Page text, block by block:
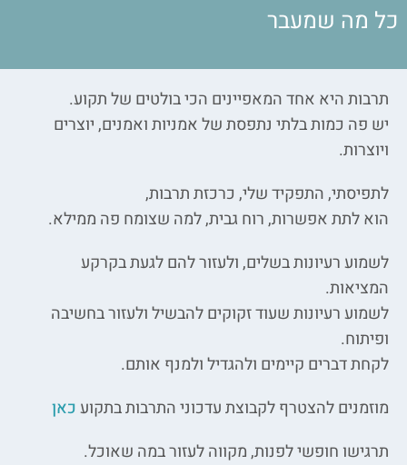
כל מה שמעבר
תרבות היא אחד המאפיינים הכי בולטים של תקוע.
יש פה כמות בלתי נתפסת של אמניות ואמנים, יוצרים
ויוצרות.
לתפיסתי, התפקיד שלי, כרכזת תרבות,
הוא לתת אפשרות, רוח גבית, למה שצומח פה ממילא.
לשמוע רעיונות בשלים, ולעזור להם לגעת בקרקע
המציאות.
לשמוע רעיונות שעוד זקוקים להבשיל ולעזור בחשיבה
ופיתוח.
לקחת דברים קיימים ולהגדיל ולמנף אותם.
מוזמנים להצטרף לקבוצת עדכוני התרבות בתקועכאן
תרגישו חופשי לפנות, מקווה לעזור במה שאוכל.